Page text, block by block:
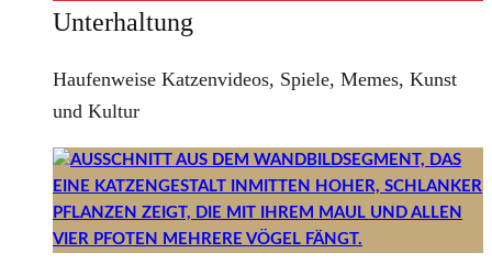
Unterhaltung
Haufenweise Katzenvideos, Spiele, Memes, Kunst
und Kultur